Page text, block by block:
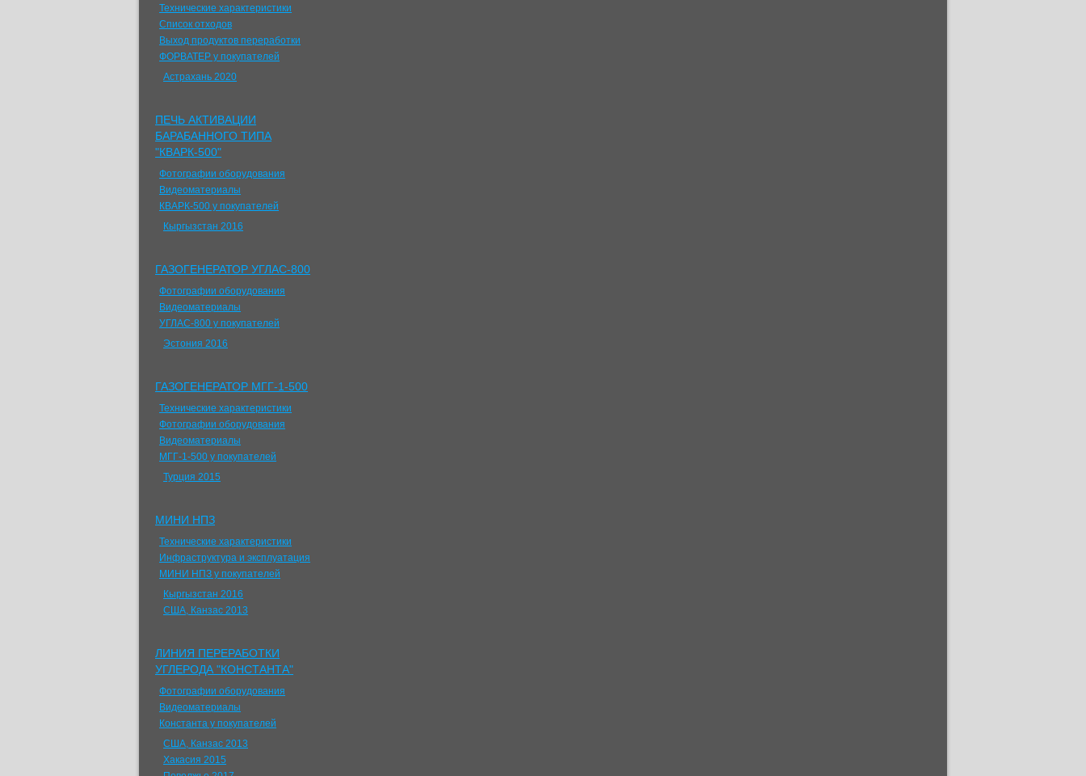
Технические характеристики
Список отходов
Выход продуктов переработки
ФОРВАТЕР у покупателей
Астрахань 2020
ПЕЧЬ АКТИВАЦИИ
БАРАБАННОГО ТИПА
"КВАРК-500"
Фотографии оборудования
Видеоматериалы
КВАРК-500 у покупателей
Кыргызстан 2016
ГАЗОГЕНЕРАТОР УГЛАС-800
Фотографии оборудования
Видеоматериалы
УГЛАС-800 у покупателей
Эстония 2016
ГАЗОГЕНЕРАТОР МГГ-1-500
Технические характеристики
Фотографии оборудования
Видеоматериалы
МГГ-1-500 у покупателей
Турция 2015
МИНИ НПЗ
Технические характеристики
Инфраструктура и эксплуатация
МИНИ НПЗ у покупателей
Кыргызстан 2016
США, Канзас 2013
ЛИНИЯ ПЕРЕРАБОТКИ
УГЛЕРОДА "КОНСТАНТА"
Фотографии оборудования
Видеоматериалы
Константа у покупателей
США, Канзас 2013
Хакасия 2015